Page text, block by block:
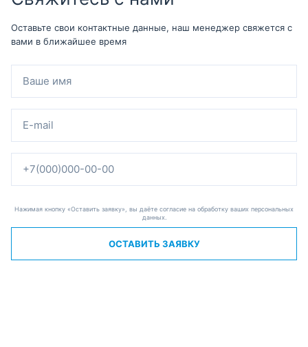
Оставьте свои контактные данные, наш менеджер свяжется с
вами в ближайшее время
Нажимая кнопку «Оставить заявку», вы даёте согласие на обработку ваших персональных
данных.
ОСТАВИТЬ ЗАЯВКУ